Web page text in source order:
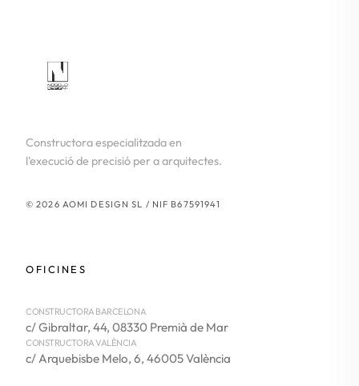
Constructora especialitzada en
l'execució de precisió per a arquitectes.
© 2026 AOMI DESIGN SL / NIF B67591941
OFICINES
CONSTRUCTORA BARCELONA
c/ Gibraltar, 44, 08330 Premià de Mar
CONSTRUCTORA VALÈNCIA
c/ Arquebisbe Melo, 6, 46005 València